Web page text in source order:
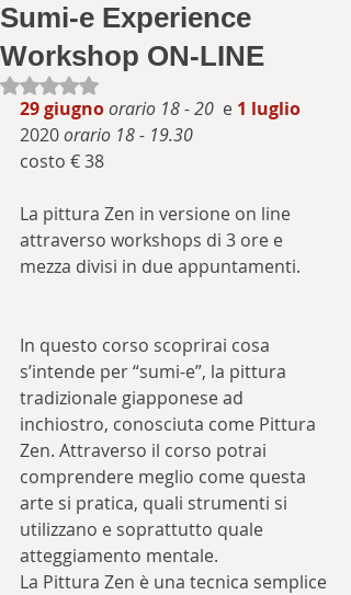
Sumi-e Experience
Workshop ON-LINE
Valutazione NaN stelle su 5.
29 giugnoorario 18 - 20
  e
1 luglio
2020 orario 18 - 19.30
costo € 38
La pittura Zen in versione on line
attraverso workshops di 3 ore e
mezza divisi in due appuntamenti.
In questo corso scoprirai cosa
s’intende per “sumi-e”, la pittura
tradizionale giapponese ad
inchiostro, conosciuta come Pittura
Zen. Attraverso il corso potrai
comprendere meglio come questa
arte si pratica, quali strumenti si
utilizzano e soprattutto quale
atteggiamento mentale.
La Pittura Zen è una tecnica semplice